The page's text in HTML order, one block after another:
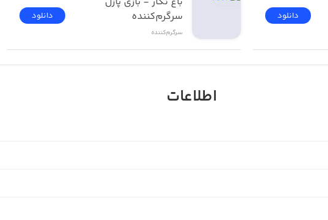
دانلود
سرگرم‌کننده
سرگرم‌کننده
دانلود
اطلاعات